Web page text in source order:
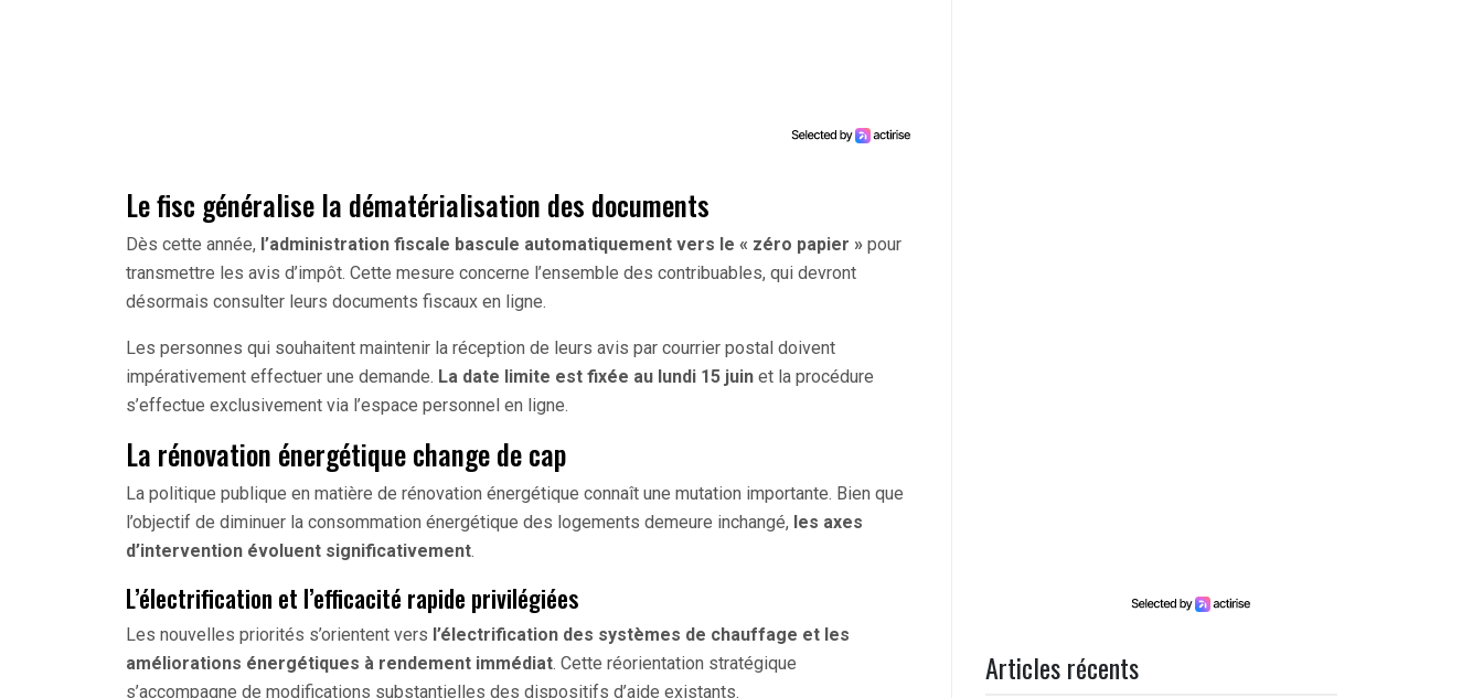
Le fisc généralise la dématérialisation des documents
Dès cette année, l’administration fiscale bascule automatiquement vers le « zéro papier » pour
transmettre les avis d’impôt. Cette mesure concerne l’ensemble des contribuables, qui devront
désormais consulter leurs documents fiscaux en ligne.
Les personnes qui souhaitent maintenir la réception de leurs avis par courrier postal doivent
impérativement effectuer une demande. La date limite est fixée au lundi 15 juin et la procédure
s’effectue exclusivement via l’espace personnel en ligne.
La rénovation énergétique change de cap
La politique publique en matière de rénovation énergétique connaît une mutation importante. Bien que
l’objectif de diminuer la consommation énergétique des logements demeure inchangé, les axes
d’intervention évoluent significativement.
L’électrification et l’efficacité rapide privilégiées
Les nouvelles priorités s’orientent vers l’électrification des systèmes de chauffage et les
améliorations énergétiques à rendement immédiat. Cette réorientation stratégique
s’accompagne de modifications substantielles des dispositifs d’aide existants.
Articles récents